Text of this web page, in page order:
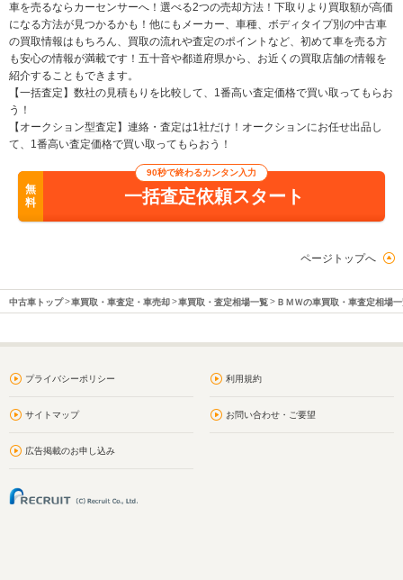
車を売るならカーセンサーへ！選べる2つの売却方法！下取りより買取額が高価
になる方法が見つかるかも！他にもメーカー、車種、ボディタイプ別の中古車
の買取情報はもちろん、買取の流れや査定のポイントなど、初めて車を売る方
も安心の情報が満載です！五十音や都道府県から、お近くの買取店舗の情報を
紹介することもできます。
【一括査定】数社の見積もりを比較して、1番高い査定価格で買い取ってもらお
う！
【オークション型査定】連絡・査定は1社だけ！オークションにお任せ出品し
て、1番高い査定価格で買い取ってもらおう！
無
料
90秒で終わるカンタン入力
一括査定依頼スタート
ページトップへ
中古車トップ 車買取・車査定・車売却 車買取・査定相場一覧 ＢＭＷの車買取・車査定相場
プライバシーポリシー 利用規約
サイトマップ お問い合わせ・ご要望
広告掲載のお申し込み